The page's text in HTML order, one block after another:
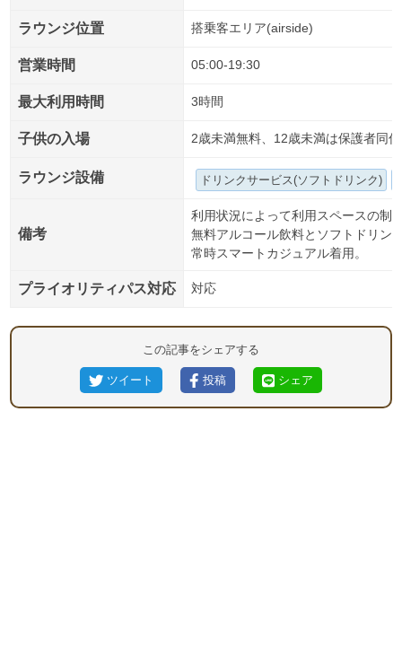
ラウンジ位置 搭乗客エリア(airside)
営業時間 05:00-19:30
最大利用時間 3時間
子供の入場 2歳未満無料、12歳未満は保護者同伴
ラウンジ設備 ドリンクサービス(ソフトドリンク)
備考
利用状況によって利用スペースの制
無料アルコール飲料とソフトドリン
常時スマートカジュアル着用。
プライオリティパス対応 対応
この記事をシェアする
ツイート 投稿 シェア